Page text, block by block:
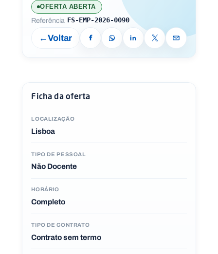
OFERTA ABERTA
Referência FS-EMP-2026-0090
Voltar
Ficha da oferta
LOCALIZAÇÃO
Lisboa
TIPO DE PESSOAL
Não Docente
HORÁRIO
Completo
TIPO DE CONTRATO
Contrato sem termo
ti
s
e
m
tr
al
h
a
c
o
n